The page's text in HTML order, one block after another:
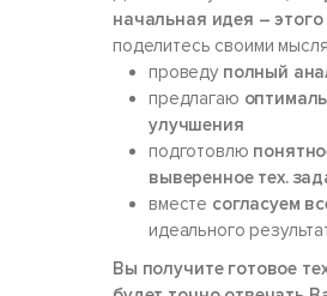
начальная идея –
поделитесь своими
проведу полный
предлагаю
улучшения
подготовлю
выверенное тех.
вместе согласуем
идеального
Вы получите готовое